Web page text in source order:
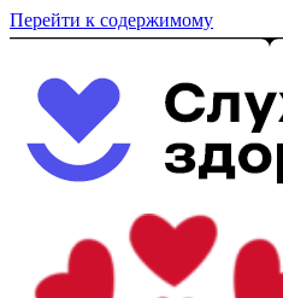
Перейти к содержимому